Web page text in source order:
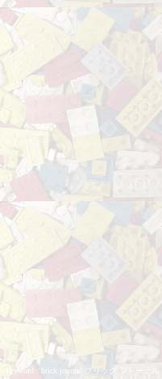
keyword : brick journal ブリック ジャーナ